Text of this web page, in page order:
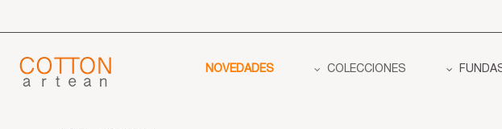
NOVEDADES COLECCIONES